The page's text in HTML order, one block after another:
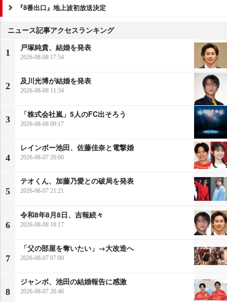
『8番出口』地上波初放送決定
ニュース記事アクセスランキング
1
戸塚純貴、結婚を発表
2026-08-08 17:54
2
及川光博が結婚を発表
2026-08-08 11:34
3
「株式会社嵐」5人のFC出そろう
2026-08-08 09:17
4
レインボー池田、佐藤佳奈と電撃婚
2026-08-07 20:00
5
テオくん、加藤乃愛との破局を発表
2026-08-07 21:21
6
令和8年8月8日、吉報続々
2026-08-08 18:17
7
「父の部屋を奪いたい」→大改造へ
2026-08-07 07:00
8
ジャンボ、池田の結婚報告に感激
2026-08-07 20:46